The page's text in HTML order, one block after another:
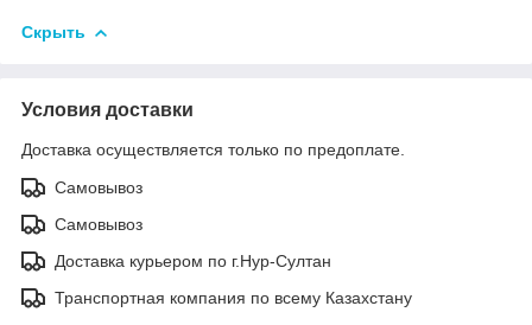
Скрыть
Условия доставки
Доставка осуществляется только по предоплате.
Самовывоз
Самовывоз
Доставка курьером по г.Нур-Султан
Транспортная компания по всему Казахстану